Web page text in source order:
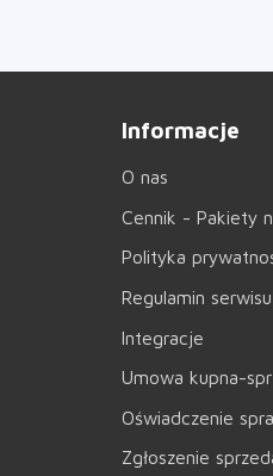
Informacje
O nas
Cennik - Pakiety
Polityka
Regulamin serwisu
Integracje
Umowa kupna-
Oświadczenie
Zgłoszenie